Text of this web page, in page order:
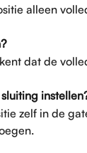
alleen
dat de
zelf in de